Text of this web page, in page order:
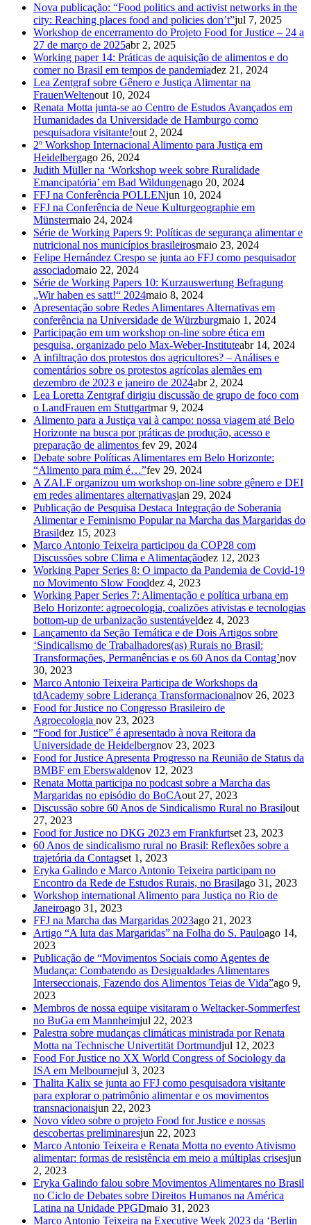
Nova publicação: “Food politics and activist networks in the
city: Reaching places food and policies don’t”jul 7, 2025
Workshop de encerramento do Projeto Food for Justice – 24 a
27 de março de 2025abr 2, 2025
Working paper 14: Práticas de aquisição de alimentos e do
comer no Brasil em tempos de pandemiadez 21, 2024
Lea Zentgraf sobre Gênero e Justiça Alimentar na
FrauenWeltenout 10, 2024
Renata Motta junta-se ao Centro de Estudos Avançados em
Humanidades da Universidade de Hamburgo como
pesquisadora visitante!out 2, 2024
2º Workshop Internacional Alimento para Justiça em
Heidelbergago 26, 2024
Judith Müller na ‘Workshop week sobre Ruralidade
Emancipatória’ em Bad Wildungenago 20, 2024
FFJ na Conferência POLLENjun 10, 2024
FFJ na Conferência de Neue Kulturgeographie em
Münstermaio 24, 2024
Série de Working Papers 9: Políticas de segurança alimentar e
nutricional nos municípios brasileirosmaio 23, 2024
Felipe Hernández Crespo se junta ao FFJ como pesquisador
associadomaio 22, 2024
Série de Working Papers 10: Kurzauswertung Befragung
„Wir haben es satt!“ 2024maio 8, 2024
Apresentação sobre Redes Alimentares Alternativas em
conferência na Universidade de Würzburgmaio 1, 2024
Participação em um workshop on-line sobre ética em
pesquisa, organizado pelo Max-Weber-Instituteabr 14, 2024
A infiltração dos protestos dos agricultores? – Análises e
comentários sobre os protestos agrícolas alemães em
dezembro de 2023 e janeiro de 2024abr 2, 2024
Lea Loretta Zentgraf dirigiu discussão de grupo de foco com
o LandFrauen em Stuttgartmar 9, 2024
Alimento para a Justiça vai à campo: nossa viagem até Belo
Horizonte na busca por práticas de produção, acesso e
preparação de alimentos fev 29, 2024
Debate sobre Políticas Alimentares em Belo Horizonte:
“Alimento para mim é…”fev 29, 2024
A ZALF organizou um workshop on-line sobre gênero e DEI
em redes alimentares alternativasjan 29, 2024
Publicação de Pesquisa Destaca Integração de Soberania
Alimentar e Feminismo Popular na Marcha das Margaridas do
Brasildez 15, 2023
Marco Antonio Teixeira participou da COP28 com
Discussões sobre Clima e Alimentaçãodez 12, 2023
Working Paper Series 8: O impacto da Pandemia de Covid-19
no Movimento Slow Fooddez 4, 2023
Working Paper Series 7: Alimentação e política urbana em
Belo Horizonte: agroecologia, coalizões ativistas e tecnologias
bottom-up de urbanização sustentáveldez 4, 2023
Lançamento da Seção Temática e de Dois Artigos sobre
‘Sindicalismo de Trabalhadores(as) Rurais no Brasil:
Transformações, Permanências e os 60 Anos da Contag’nov
30, 2023
Marco Antonio Teixeira Participa de Workshops da
tdAcademy sobre Liderança Transformacionalnov 26, 2023
Food for Justice no Congresso Brasileiro de
Agroecologia nov 23, 2023
“Food for Justice” é apresentado à nova Reitora da
Universidade de Heidelbergnov 23, 2023
Food for Justice Apresenta Progresso na Reunião de Status da
BMBF em Eberswaldenov 12, 2023
Renata Motta participa no podcast sobre a Marcha das
Margaridas no episódio do BoCAout 27, 2023
Discussão sobre 60 Anos de Sindicalismo Rural no Brasilout
27, 2023
Food for Justice no DKG 2023 em Frankfurtset 23, 2023
60 Anos de sindicalismo rural no Brasil: Reflexões sobre a
trajetória da Contagset 1, 2023
Eryka Galindo e Marco Antonio Teixeira participam no
Encontro da Rede de Estudos Rurais, no Brasilago 31, 2023
Workshop international Alimento para Justiça no Rio de
Janeiroago 31, 2023
FFJ na Marcha das Margaridas 2023ago 21, 2023
Artigo “A luta das Margaridas” na Folha do S. Pauloago 14,
2023
Publicação de “Movimentos Sociais como Agentes de
Mudança: Combatendo as Desigualdades Alimentares
Interseccionais, Fazendo dos Alimentos Teias de Vida”ago 9,
2023
Membros de nossa equipe visitaram o Weltacker-Sommerfest
no BuGa em Mannheimjul 22, 2023
Palestra sobre mudanças climáticas ministrada por Renata
Motta na Technische Univertität Dortmundjul 12, 2023
Food For Justice no XX World Congress of Sociology da
ISA em Melbournejul 3, 2023
Thalita Kalix se junta ao FFJ como pesquisadora visitante
para explorar o patrimônio alimentar e os movimentos
transnacionaisjun 22, 2023
Novo vídeo sobre o projeto Food for Justice e nossas
descobertas preliminaresjun 22, 2023
Marco Antonio Teixeira e Renata Motta no evento Ativismo
alimentar: formas de resistência em meio a múltiplas crisesjun
2, 2023
Eryka Galindo falou sobre Movimentos Alimentares no Brasil
no Ciclo de Debates sobre Direitos Humanos na América
Latina na Unidade PPGDmaio 31, 2023
Marco Antonio Teixeira na Executive Week 2023 da ‘Berlin